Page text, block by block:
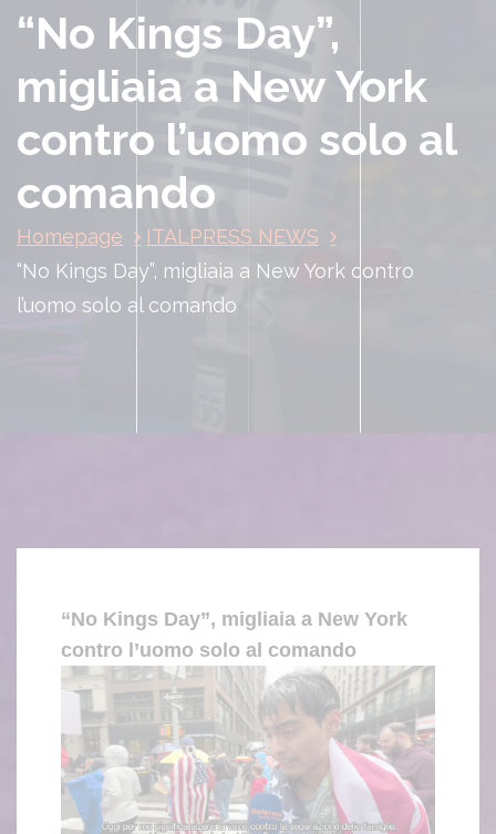
“No Kings Day”,
migliaia a New York
contro l’uomo solo al
comando
Homepage
ITALPRESS NEWS
“No Kings Day”, migliaia a New York contro
l’uomo solo al comando
“No Kings Day”, migliaia a New York
contro l’uomo solo al comando